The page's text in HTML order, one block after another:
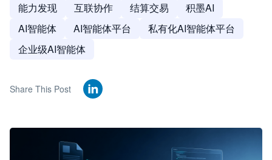
能力发现
互联协作 结算交易
积墨AI
AI智能体
AI智能体平台
私有化AI智能体平台
企业级AI智能体
Share This Post